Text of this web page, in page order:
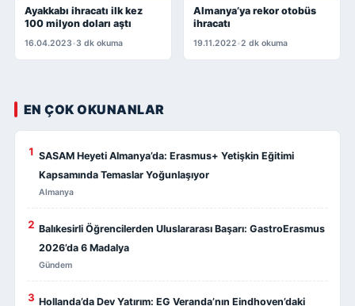
Ayakkabı ihracatı ilk kez
100 milyon doları aştı
16.04.2023•3 dk okuma
Almanya’ya rekor otobüs
ihracatı
19.11.2022•2 dk okuma
EN ÇOK OKUNANLAR
1 SASAM Heyeti Almanya’da: Erasmus+ Yetişkin Eğitimi
Kapsamında Temaslar Yoğunlaşıyor
Almanya
2 Balıkesirli Öğrencilerden Uluslararası Başarı: GastroErasmus
2026’da 6 Madalya
Gündem
3 Hollanda’da Dev Yatırım: EG Veranda’nın Eindhoven’daki